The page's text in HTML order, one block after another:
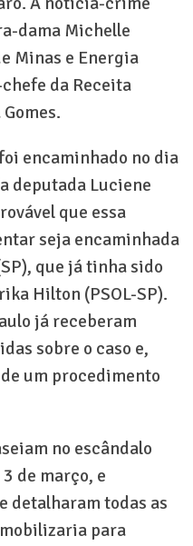
dama Michelle
Minas e Energia
da Receita
encaminhado no dia
deputada Luciene
que essa
seja encaminhada
que já tinha sido
Hilton (PSOL-SP).
já receberam
sobre o caso e,
um procedimento
no escândalo
de março, e
detalharam todas as
para